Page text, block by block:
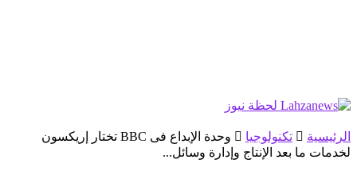
الرئيسية تكنولوجيا
وحدة الإبداع فى BBC تختار إريكسون
لخدمات ما بعد الإنتاج وإدارة وسائل...